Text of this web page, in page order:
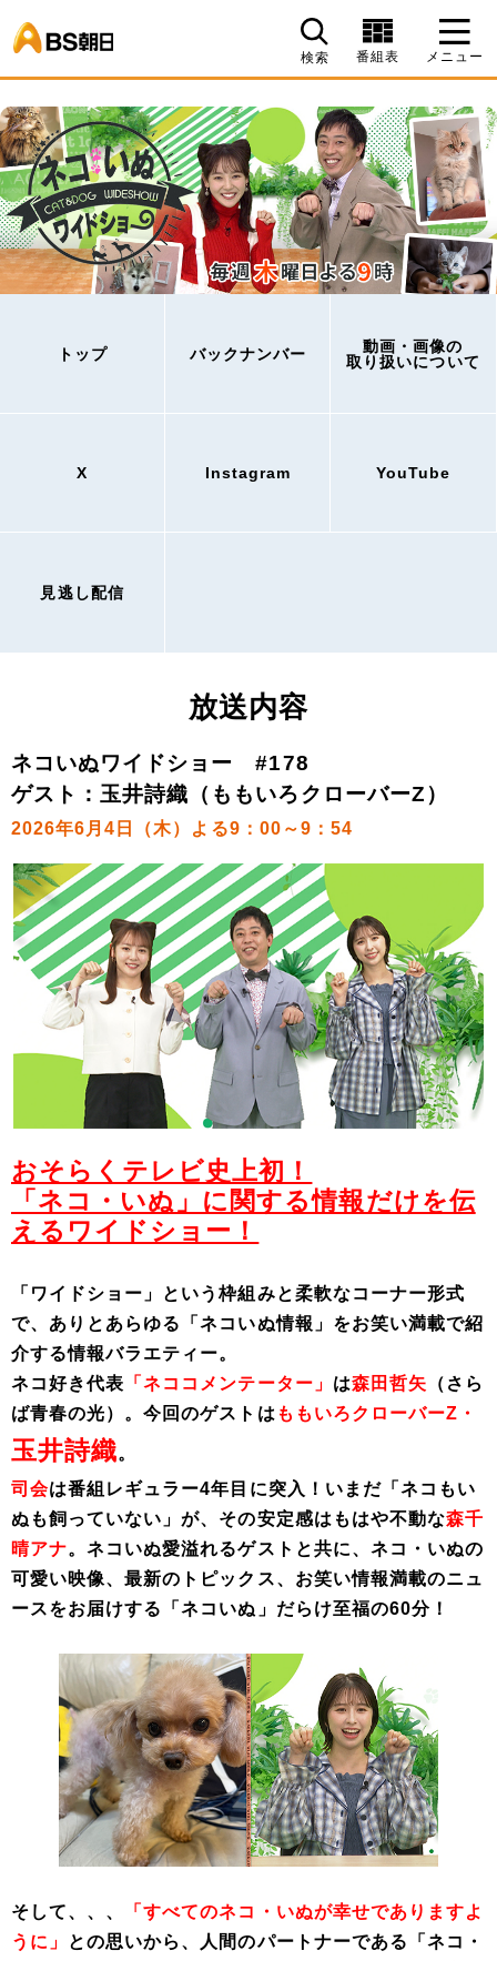
検索 番組表 メニュー
トップ バックナンバー
動画・画像の
取り扱いについて
X Instagram YouTube
見逃し配信
放送内容
ネコいぬワイドショー #178
ゲスト：玉井詩織（ももいろクローバーZ）
2026年6月4日（木）よる9：00～9：54
おそらくテレビ史上初！
「ネコ・いぬ」に関する情報だけを伝
えるワイドショー！
「ワイドショー」という枠組みと柔軟なコーナー形式
で、ありとあらゆる「ネコいぬ情報」をお笑い満載で紹
介する情報バラエティー。
ネコ好き代表 「ネココメンテーター」 は森田哲矢 （さら
ば青春の光）。今回のゲストは ももいろクローバーZ・
玉井詩織。
司会は番組レギュラー4年目に突入！いまだ「ネコもい
ぬも飼っていない」が、その安定感はもはや不動な森千
晴アナ。ネコいぬ愛溢れるゲストと共に、ネコ・いぬの
可愛い映像、最新のトピックス、お笑い情報満載のニュ
ースをお届けする「ネコいぬ」だらけ至福の60分！
そして、、、
「すべてのネコ・いぬが幸せでありますよ
うに」
との思いから、人間のパートナーである「ネコ・